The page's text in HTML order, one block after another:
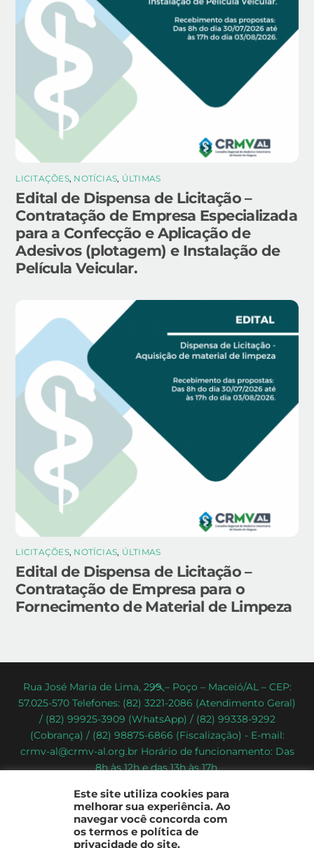
LICITAÇÕES, NOTÍCIAS, ÚLTIMAS
Edital de Dispensa de Licitação –
Contratação de Empresa Especializada
para a Confecção e Aplicação de
Adesivos (plotagem) e Instalação de
Película Veicular.
LICITAÇÕES, NOTÍCIAS, ÚLTIMAS
Edital de Dispensa de Licitação –
Contratação de Empresa para o
Fornecimento de Material de Limpeza
Back
To
Top
Rua José Maria de Lima, 299 – Poço – Maceió/AL – CEP:
57.025-570 Telefones: (82) 3221-2086 (Atendimento Geral)
/ (82) 99925-3909 (WhatsApp) / (82) 99338-9292
(Cobrança) / (82) 98875-6866 (Fiscalização) - E-mail:
crmv-al@crmv-al.org.br Horário de funcionamento: Das
8h às 12h e das 13h às 17h.
Estado de Alagoas
2022 - © Todos os direitos reservados
Este site utiliza cookies para
melhorar sua experiência. Ao
navegar você concorda com
os termos e política de
privacidade do site.